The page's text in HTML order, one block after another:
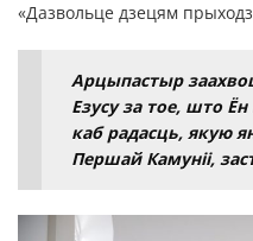
«Дазвольце дзецям
Арцыпастыр
Езусу за тое, што
каб радасць, якую
Першай Камуніі,